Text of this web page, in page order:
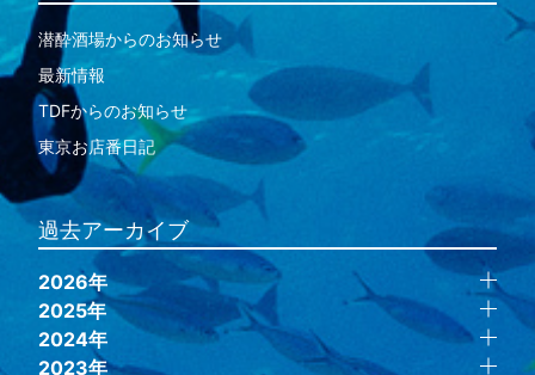
潜酔酒場からのお知らせ
最新情報
TDFからのお知らせ
東京お店番日記
過去アーカイブ
2026年
2025年
2024年
2023年